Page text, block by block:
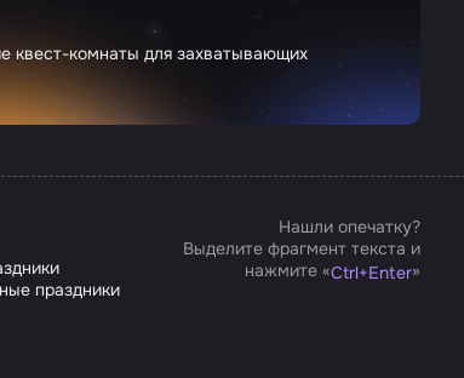
квест-комнаты для захватывающих
праздники
Нашли опечатку?
Выделите фрагмент текста и
нажмите «Ctrl+Enter»